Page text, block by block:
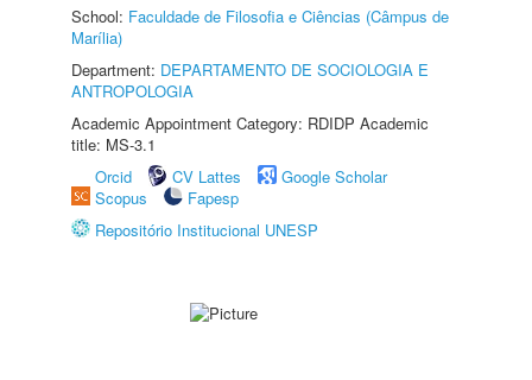
School: Faculdade de Filosofia e Ciências (Câmpus de
Marília)
Department: DEPARTAMENTO DE SOCIOLOGIA E
ANTROPOLOGIA
Academic Appointment Category: RDIDP Academic
title: MS-3.1
Orcid
CV Lattes
Google Scholar
Scopus
Fapesp
Repositório Institucional UNESP